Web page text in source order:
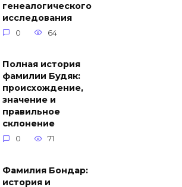
генеалогического
исследования
0 64
Полная история
фамилии Будяк:
происхождение,
значение и
правильное
склонение
0 71
Фамилия Бондар:
история и